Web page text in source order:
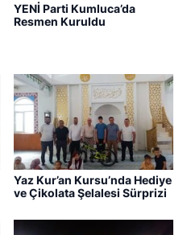
YENİ Parti Kumluca’da
Resmen Kuruldu
Yaz Kur’an Kursu’nda Hediye
ve Çikolata Şelalesi Sürprizi